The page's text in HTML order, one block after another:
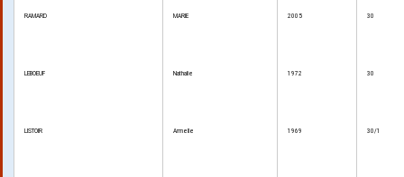
RAMARD MARIE 2005 30
LEBOEUF Nathalie 1972 30
LISTOIR Armelle 1969 30/1